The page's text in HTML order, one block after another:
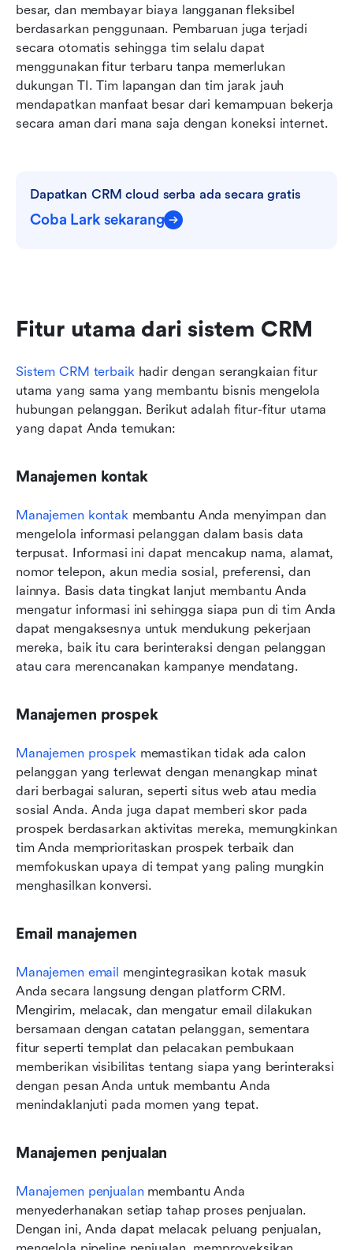
besar, dan membayar biaya langganan fleksibel
berdasarkan penggunaan. Pembaruan juga terjadi
secara otomatis sehingga tim selalu dapat
menggunakan fitur terbaru tanpa memerlukan
dukungan TI. Tim lapangan dan tim jarak jauh
mendapatkan manfaat besar dari kemampuan bekerja
secara aman dari mana saja dengan koneksi internet.
Dapatkan CRM cloud serba ada secara gratis
Coba Lark sekarang
Fitur utama dari sistem CRM
Sistem CRM terbaik hadir dengan serangkaian fitur
utama yang sama yang membantu bisnis mengelola
hubungan pelanggan. Berikut adalah fitur-fitur utama
yang dapat Anda temukan:
Manajemen kontak
Manajemen kontak membantu Anda menyimpan dan
mengelola informasi pelanggan dalam basis data
terpusat. Informasi ini dapat mencakup nama, alamat,
nomor telepon, akun media sosial, preferensi, dan
lainnya. Basis data tingkat lanjut membantu Anda
mengatur informasi ini sehingga siapa pun di tim Anda
dapat mengaksesnya untuk mendukung pekerjaan
mereka, baik itu cara berinteraksi dengan pelanggan
atau cara merencanakan kampanye mendatang.
Manajemen prospek
Manajemen prospek memastikan tidak ada calon
pelanggan yang terlewat dengan menangkap minat
dari berbagai saluran, seperti situs web atau media
sosial Anda. Anda juga dapat memberi skor pada
prospek berdasarkan aktivitas mereka, memungkinkan
tim Anda memprioritaskan prospek terbaik dan
memfokuskan upaya di tempat yang paling mungkin
menghasilkan konversi.
Email manajemen
Manajemen email mengintegrasikan kotak masuk
Anda secara langsung dengan platform CRM.
Mengirim, melacak, dan mengatur email dilakukan
bersamaan dengan catatan pelanggan, sementara
fitur seperti templat dan pelacakan pembukaan
memberikan visibilitas tentang siapa yang berinteraksi
dengan pesan Anda untuk membantu Anda
menindaklanjuti pada momen yang tepat.
Manajemen penjualan
Manajemen penjualan membantu Anda
menyederhanakan setiap tahap proses penjualan.
Dengan ini, Anda dapat melacak peluang penjualan,